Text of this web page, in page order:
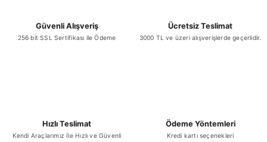
Güvenli Alışveriş
256 bit SSL Sertifikası ile Ödeme
Ücretsiz Teslimat
3000 TL ve üzeri alışverişlerde geçerlidir.
Hızlı Teslimat
Kendi Araçlarımız İle Hızlı ve Güvenli
Ödeme Yöntemleri
Kredi kartı seçenekleri